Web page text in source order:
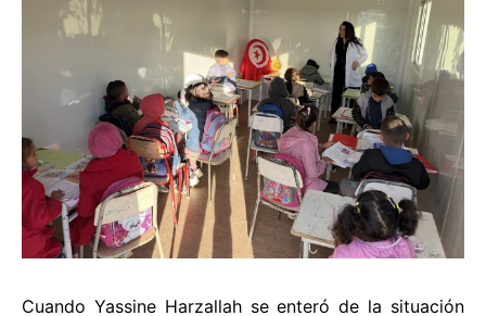
Cuando Yassine Harzallah se enteró de la situación